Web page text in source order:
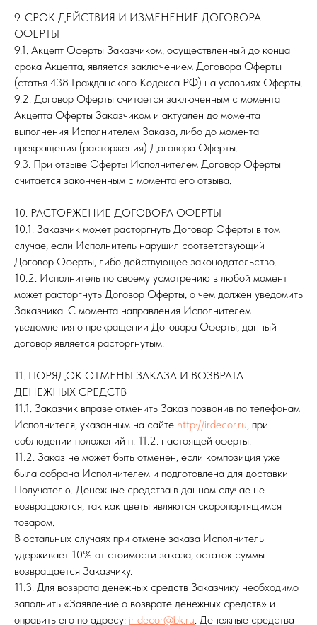
9. СРОК ДЕЙСТВИЯ И ИЗМЕНЕНИЕ ДОГОВОРА
ОФЕРТЫ
9.1. Акцепт Оферты Заказчиком, осуществленный до конца
срока Акцепта, является заключением Договора Оферты
(статья 438 Гражданского Кодекса РФ) на условиях Оферты.
9.2. Договор Оферты считается заключенным с момента
Акцепта Оферты Заказчиком и актуален до момента
выполнения Исполнителем Заказа, либо до момента
прекращения (расторжения) Договора Оферты.
9.3. При отзыве Оферты Исполнителем Договор Оферты
считается законченным с момента его отзыва.
10. РАСТОРЖЕНИЕ ДОГОВОРА ОФЕРТЫ
10.1. Заказчик может расторгнуть Договор Оферты в том
случае, если Исполнитель нарушил соответствующий
Договор Оферты, либо действующее законодательство.
10.2. Исполнитель по своему усмотрению в любой момент
может расторгнуть Договор Оферты, о чем должен уведомить
Заказчика. С момента направления Исполнителем
уведомления о прекращении Договора Оферты, данный
договор является расторгнутым.
11. ПОРЯДОК ОТМЕНЫ ЗАКАЗА И ВОЗВРАТА
ДЕНЕЖНЫХ СРЕДСТВ
11.1. Заказчик вправе отменить Заказ позвонив по телефонам
Исполнителя, указанным на сайте http://irdecor.ru, при
соблюдении положений п. 11.2. настоящей оферты.
11.2. Заказ не может быть отменен, если композиция уже
была собрана Исполнителем и подготовлена для доставки
Получателю. Денежные средства в данном случае не
возвращаются, так как цветы являются скоропортящимся
товаром.
В остальных случаях при отмене заказа Исполнитель
удерживает 10% от стоимости заказа, остаток суммы
возвращается Заказчику.
11.3. Для возврата денежных средств Заказчику необходимо
заполнить «Заявление о возврате денежных средств» и
оправить его по адресу: ir_decor@bk.ru. Денежные средства